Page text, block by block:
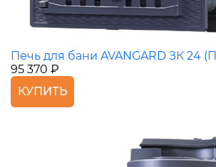
Печь для бани AVANGARD ЗК 24
95 370 ₽
КУПИТЬ